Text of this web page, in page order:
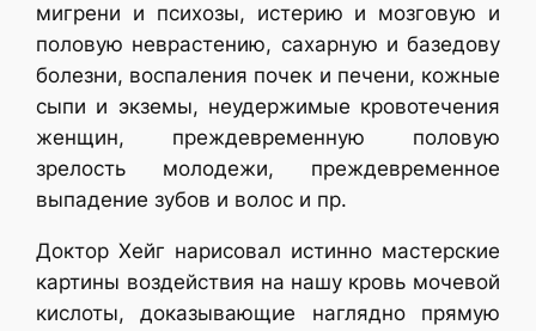
мигрени и психозы, истерию и мозговую и
половую неврастению, сахарную и базедову
болезни, воспаления почек и печени, кожные
сыпи и экземы, неудержимые кровотечения
женщин, преждевременную половую
зрелость молодежи, преждевременное
выпадение зубов и волос и пр.
Доктор Хейг нарисовал истинно мастерские
картины воздействия на нашу кровь мочевой
кислоты, доказывающие наглядно прямую